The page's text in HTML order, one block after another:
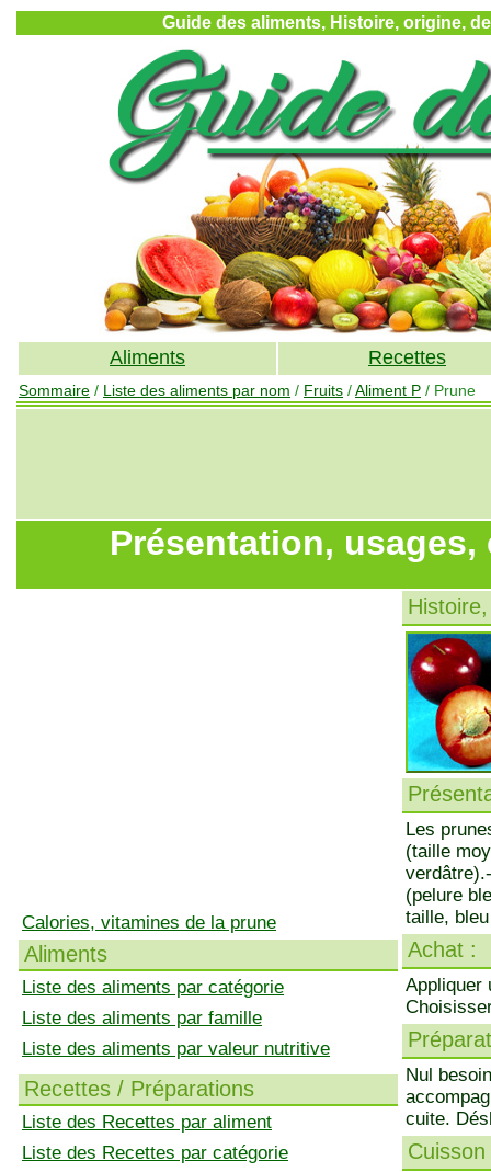
Guide des aliments, Histoire, origine,
Aliments Recettes
Sommaire / Liste des aliments par nom / Fruits /Aliment P / Prune
Présentation,
Calories, vitamines de la prune
Aliments
Liste des aliments par catégorie
Liste des aliments par famille
Liste des aliments par valeur nutritive
Recettes / Préparations
Liste des Recettes par aliment
Liste des Recettes par catégorie
Les
(taille
(pelure
taille,
Achat :
Appliquer
Nul
cuite.
Cuisson